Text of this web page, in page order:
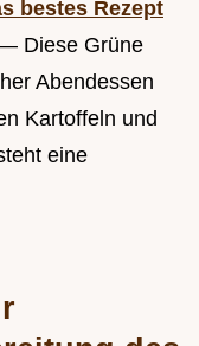
bestes Rezept
Diese Grüne
Abendessen
Kartoffeln und
eine